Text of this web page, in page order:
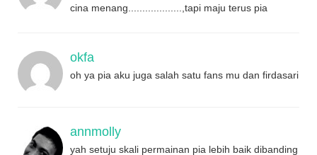
cina menang...................,tapi maju terus pia
okfa
oh ya pia aku juga salah satu fans mu dan firdasari
annmolly
yah setuju skali permainan pia lebih baik dibanding